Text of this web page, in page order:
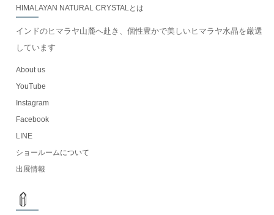
HIMALAYAN NATURAL CRYSTALとは
インドのヒマラヤ山麓へ赴き、個性豊かで美しいヒマラヤ水晶を厳選
しています
About us
YouTube
Instagram
Facebook
LINE
ショールームについて
出展情報